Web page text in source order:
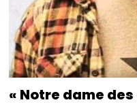
« Notre dame